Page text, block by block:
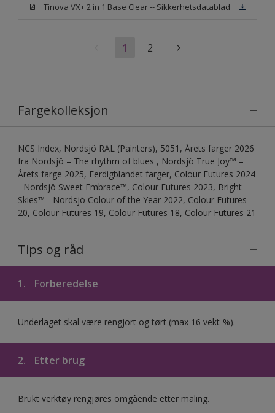
Tinova VX+ 2 in 1 Base Clear -- Sikkerhetsdatablad
1 2
Fargekolleksjon
NCS Index, Nordsjö RAL (Painters), 5051, Årets farger 2026
fra Nordsjö – The rhythm of blues , Nordsjö True Joy™ –
Årets farge 2025, Ferdigblandet farger, Colour Futures 2024
- Nordsjö Sweet Embrace™, Colour Futures 2023, Bright
Skies™ - Nordsjö Colour of the Year 2022, Colour Futures
20, Colour Futures 19, Colour Futures 18, Colour Futures 21
Tips og råd
1. Forberedelse
Underlaget skal være rengjort og tørt (max 16 vekt-%).
2. Etter brug
Brukt verktøy rengjøres omgående etter maling.